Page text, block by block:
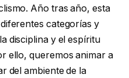
Año tras año, esta
categorías y
disciplina y el espíritu
ello, queremos animar a
del ambiente de la